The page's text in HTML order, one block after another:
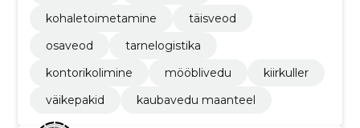
kohaletoimetamine
täisveod
osaveod
tarnelogistika
kontorikolimine
mööblivedu
kiirkuller
väikepakid
kaubavedu maanteel